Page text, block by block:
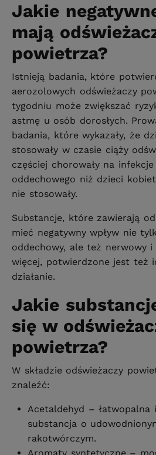
Jakie
mają
powietrza?
Istnieją badania, które
aerozolowych odświeżaczy
tygodniu może zwiększać
astmę u osób dorosłych.
badania, które wykazały, że
stosowały w czasie ciąży
częściej chorowały na infekcje
oddechowego niż dzieci
nie stosowały.
Substancje, które zawierają
mieć negatywny wpływ nie
oddechowy, ale też nerwowy i
więcej, potwierdzone jest też
działanie.
Jakie
się w
powietrza?
W składzie odświeżaczy
znaleźć:
Acetaldehyd – łatwopalna
substancja o
rakotwórczym.